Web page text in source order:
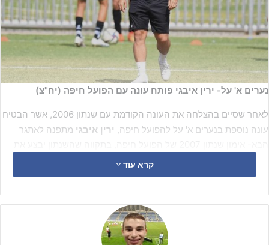
נערים א' על- ירין איבגי פותח עונה עם הפועל חיפה (יח"צ)
לאחר שסיים בהצלחה את העונה הקודמת עם שנתון 2006, אשר הבטיח
עונה נוספת בנערים א' על להפועל חיפה, ירין איבגי מתפנה לאתגר
קרא עוד